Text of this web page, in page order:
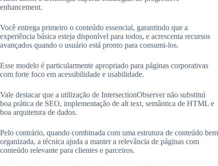
enhancement.
Você entrega primeiro o conteúdo essencial, garantindo que a
experiência básica esteja disponível para todos, e acrescenta recursos
avançados quando o usuário está pronto para consumi-los.
Esse modelo é particularmente apropriado para páginas corporativas
com forte foco em acessibilidade e usabilidade.
Vale destacar que a utilização de IntersectionObserver não substitui
boa prática de SEO, implementação de alt text, semântica de HTML e
boa arquitetura de dados.
Pelo contrário, quando combinada com uma estrutura de conteúdo bem
organizada, a técnica ajuda a manter a relevância de páginas com
conteúdo relevante para clientes e parceiros.